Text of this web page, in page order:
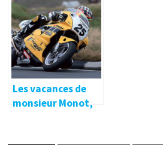
Les vacances de
monsieur Monot,